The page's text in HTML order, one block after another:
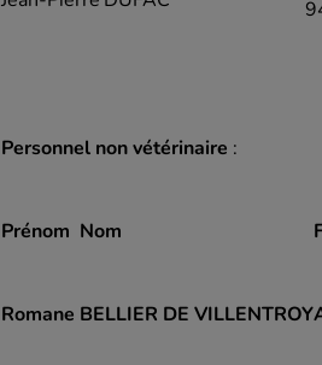
Personnel non vétérinaire :
Prénom Nom
Romane BELLIER DE VILLENTROY